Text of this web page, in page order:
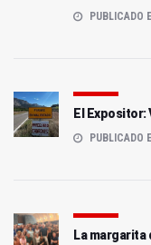
PUBLICADO
El Expositor:
PUBLICADO
La margarita